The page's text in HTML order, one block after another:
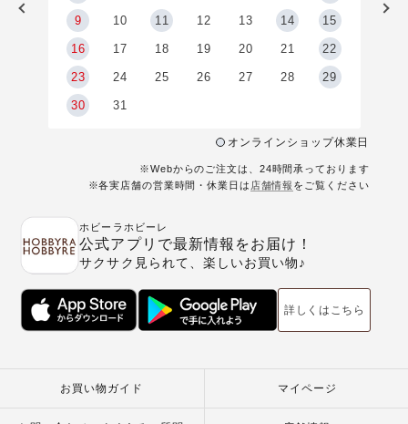
9 10 11 12 13 14 15
16 17 18 19 20 21 22
23 24 25 26 27 28 29
30 31
オンラインショップ休業日
※Webからのご注文は、24時間承っております
※各実店舗の営業時間・休業日は 店舗情報 をご覧ください
ホビーラホビーレ
公式アプリで最新情報をお届け！
サクサク見られて、楽しいお買い物♪
詳しくはこちら
お買い物ガイド マイページ